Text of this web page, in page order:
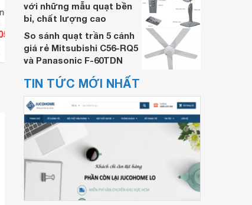
MCB 2P 206A
đ
Khởi động từ Contactor
Schneider LC1E3201N5
Giá từ 715.013 đ
Có 3 nơi bán
với những mẫu quạt bền
bỉ, chất lượng cao
So sánh quạt trần 5 cánh
giá rẻ Mitsubishi C56-RQ5
và Panasonic F-60TDN
TIN TỨC MỚI NHẤT